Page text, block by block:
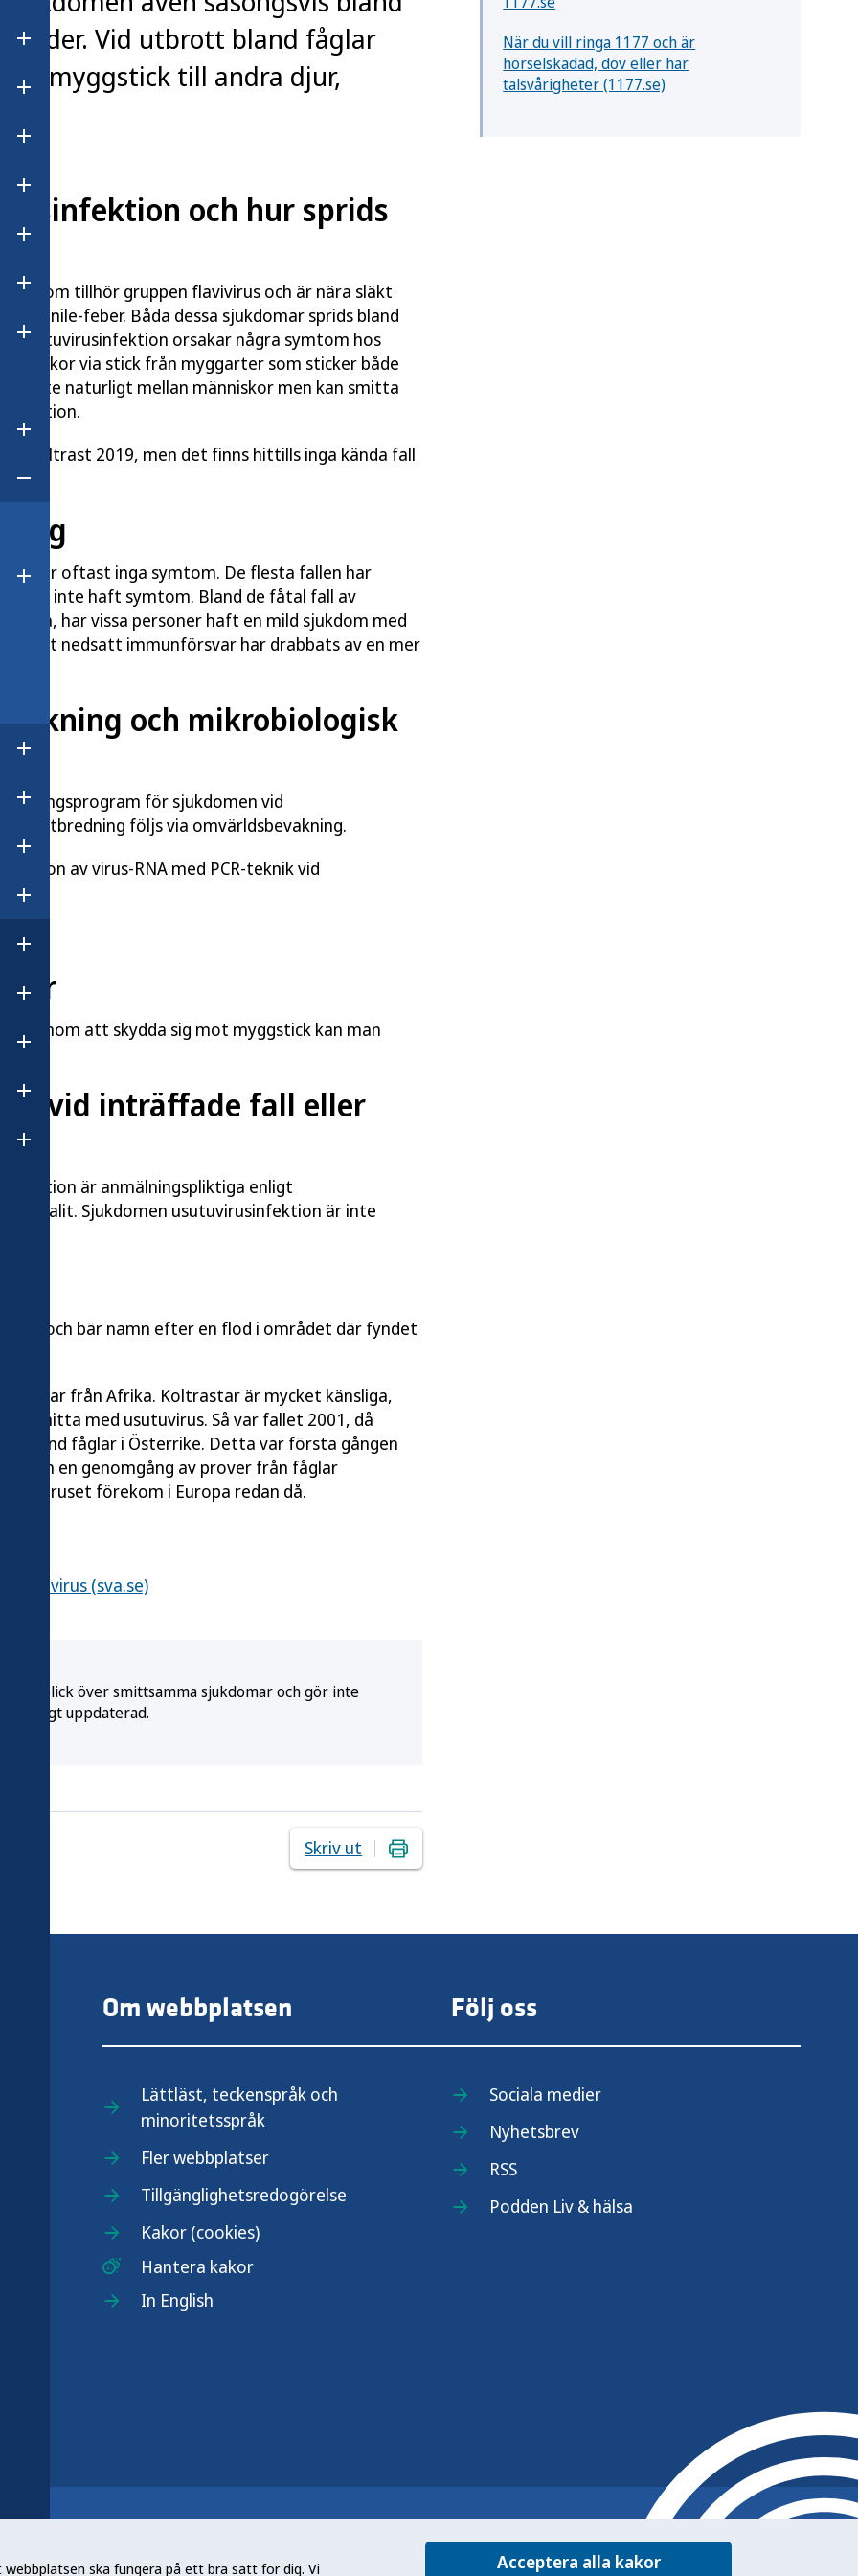
ska fungera på ett bra sätt för dig. Vi Acceptera alla kakor
Öppna undermeny för Hbtqi-personers hälsa
Öppna undermeny för Hälsa i olika grupper
Öppna undermeny för Laboratorieanalyser
Öppna undermeny för Matvanor och matmiljö
Öppna undermeny för Miljö och hälsa
Öppna undermeny för Psykisk hälsa
Öppna undermeny för Sexuell och reproduktiv hälsa
Öppna undermeny för Skärmanvändning och hälsa
Öppna undermeny för Övervakning av smittsamma sjukdomar
Öppna undermeny för Suicidprevention
Öppna undermeny för Vaccinationer
Öppna undermeny för Vårdhygien
Öppna undermeny för Övervikt och obesitas
Öppna undermeny för Statistik och data
Öppna undermeny för Anmäl och rapportera
Öppna undermeny för Regler och tillsyn
Öppna undermeny för Publikationer
Öppna undermeny för Om Folkhälsomyndigheten
länder. Vid utbrott bland fåglar
myggstick till andra djur,
och hur sprids
som tillhör gruppen flavivirus och är nära släkt
west nile-feber. Båda dessa sjukdomar sprids bland
usutuvirusinfektion orsakar några symtom hos
via stick från myggarter som sticker både
inte naturligt mellan människor men kan smitta
en koltrast 2019, men det finns hittills inga kända fall
oftast inga symtom. De flesta fallen har
som inte haft symtom. Bland de fåtal fall av
har vissa personer haft en mild sjukdom med
ett nedsatt immunförsvar har drabbats av en mer
och mikrobiologisk
för sjukdomen vid
utbredning följs via omvärldsbevakning.
av virus-RNA med PCR-teknik vid
Genom att skydda sig mot myggstick kan man
vid inträffade fall eller
är anmälningspliktiga enligt
Sjukdomen usutuvirusinfektion är inte
och bär namn efter en flod i området där fyndet
från Afrika. Koltrastar är mycket känsliga,
smitta med usutuvirus. Så var fallet 2001, då
bland fåglar i Österrike. Detta var första gången
Men en genomgång av prover från fåglar
förekom i Europa redan då.
virus (sva.se)
överblick över smittsamma sjukdomar och gör inte
ständigt uppdaterad.
Skriv ut
När du vill ringa 1177 och är
hörselskadad, döv eller har
talsvårigheter (1177.se)
Om webbplatsen
Lättläst, teckenspråk och
minoritetsspråk
Fler webbplatser
Tillgänglighetsredogörelse
Kakor (cookies)
Hantera kakor
In English
Följ oss
Sociala medier
Nyhetsbrev
RSS
Podden Liv & hälsa
myndigheten genom att utveckla